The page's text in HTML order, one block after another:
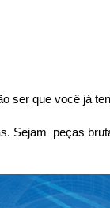
ser que você já
Sejam  peças